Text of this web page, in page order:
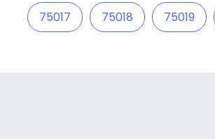
75017 75018 75019